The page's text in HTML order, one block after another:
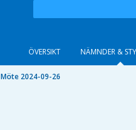
ÖVERSIKT NÄMNDER &
Möte 2024-09-26